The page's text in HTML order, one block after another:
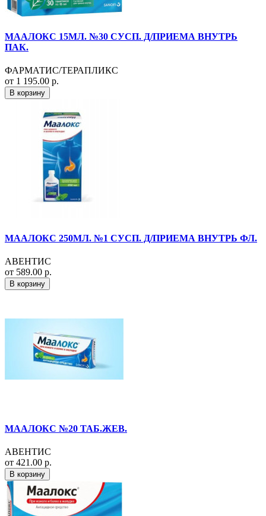
МААЛОКС 15МЛ. №30 СУСП. Д/ПРИЕМА ВНУТРЬ
ПАК.
ФАРМАТИС/ТЕРАПЛИКС
от 1 195.00 р.
В корзину
МААЛОКС 250МЛ. №1 СУСП. Д/ПРИЕМА ВНУТРЬ ФЛ.
АВЕНТИС
от 589.00 р.
В корзину
МААЛОКС №20 ТАБ.ЖЕВ.
АВЕНТИС
от 421.00 р.
В корзину